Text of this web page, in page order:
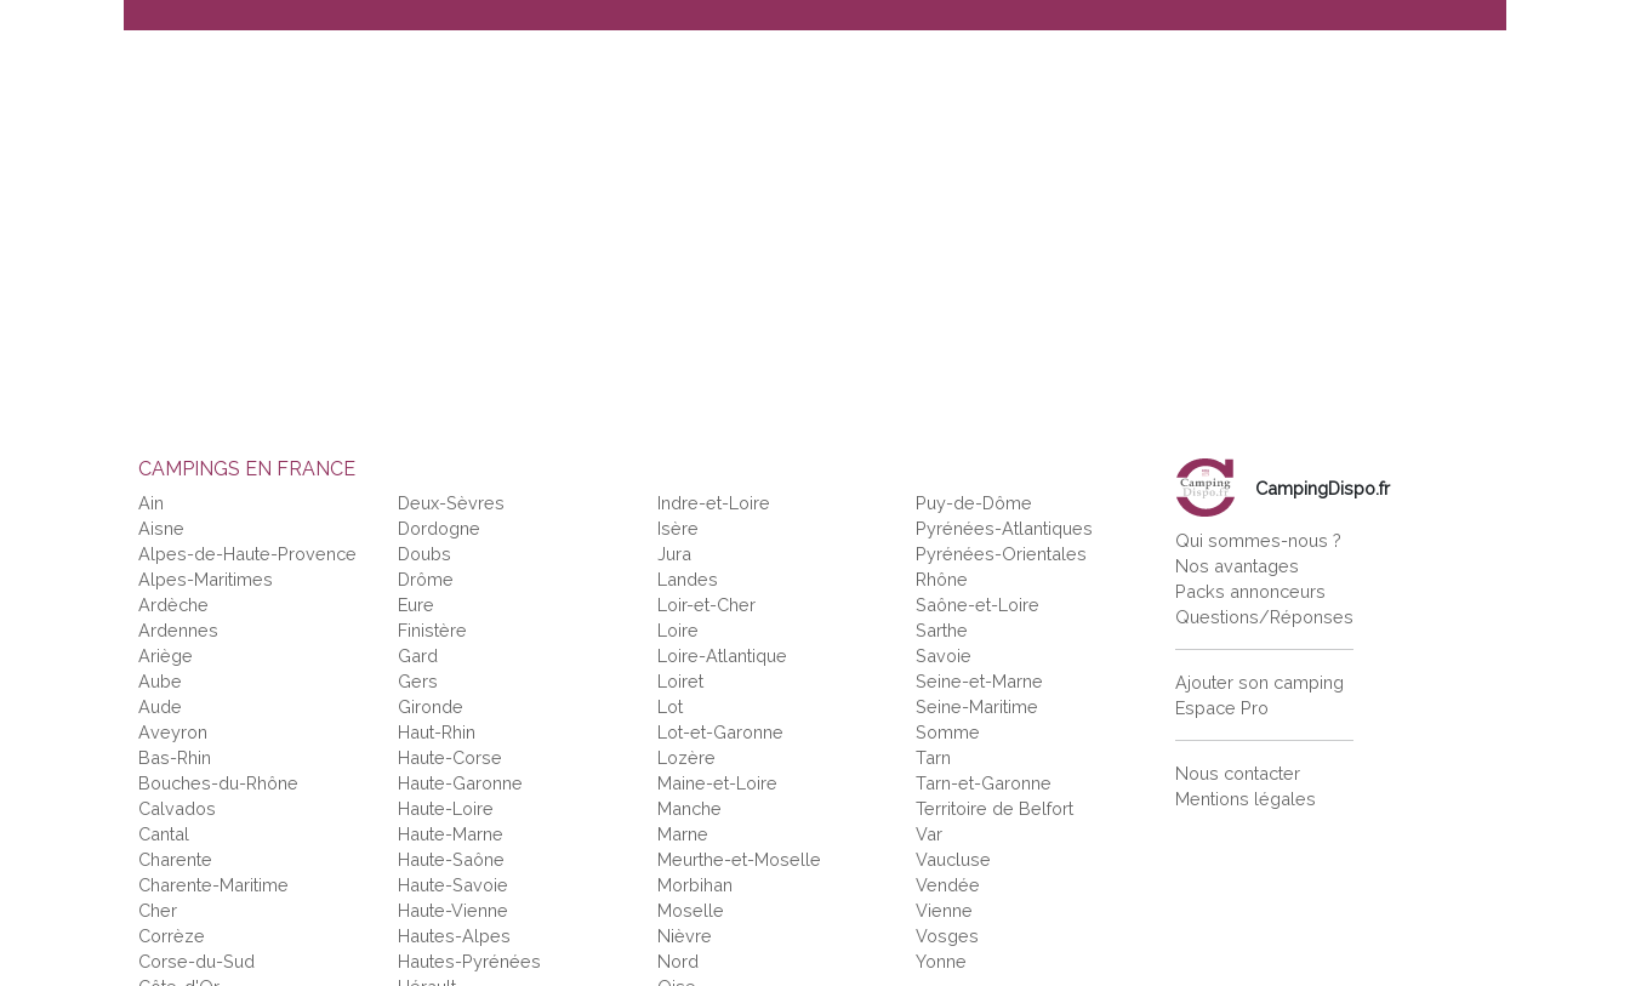
CAMPINGS EN FRANCE
Ain
Aisne
Alpes-de-Haute-Provence
Alpes-Maritimes
Ardèche
Ardennes
Ariège
Aube
Aude
Aveyron
Bas-Rhin
Bouches-du-Rhône
Calvados
Cantal
Charente
Charente-Maritime
Cher
Corrèze
Corse-du-Sud
Deux-Sèvres
Dordogne
Doubs
Drôme
Eure
Finistère
Gard
Gers
Gironde
Haut-Rhin
Haute-Corse
Haute-Garonne
Haute-Loire
Haute-Marne
Haute-Saône
Haute-Savoie
Haute-Vienne
Hautes-Alpes
Hautes-Pyrénées
Indre-et-Loire
Isère
Jura
Landes
Loir-et-Cher
Loire
Loire-Atlantique
Loiret
Lot
Lot-et-Garonne
Lozère
Maine-et-Loire
Manche
Marne
Meurthe-et-Moselle
Morbihan
Moselle
Nièvre
Nord
Puy-de-Dôme
Pyrénées-Atlantiques
Pyrénées-Orientales
Rhône
Saône-et-Loire
Sarthe
Savoie
Seine-et-Marne
Seine-Maritime
Somme
Tarn
Tarn-et-Garonne
Territoire de Belfort
Var
Vaucluse
Vendée
Vienne
Vosges
Yonne
CampingDispo.fr
Qui sommes-nous ?
Nos avantages
Packs annonceurs
Questions/Réponses
Ajouter son camping
Espace Pro
Nous contacter
Mentions légales